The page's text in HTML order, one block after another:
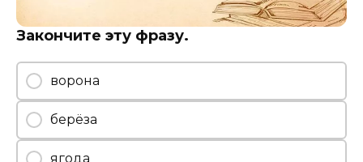
Закончите эту фразу.
ворона
берёза
ягода